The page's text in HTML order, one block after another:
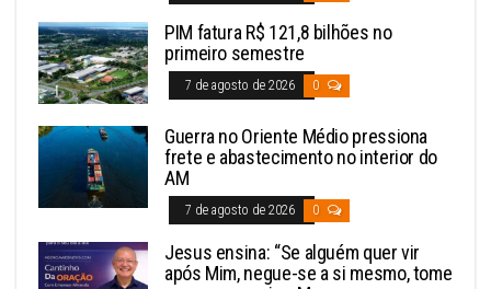
PIM fatura R$ 121,8 bilhões no
primeiro semestre
7 de agosto de 2026 0
Guerra no Oriente Médio pressiona
frete e abastecimento no interior do
AM
7 de agosto de 2026 0
Jesus ensina: “Se alguém quer vir
após Mim, negue-se a si mesmo, tome